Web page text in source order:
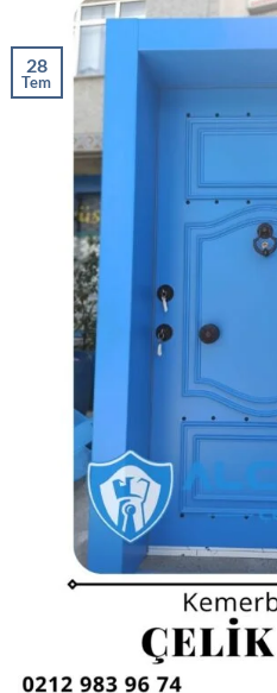
28
Tem